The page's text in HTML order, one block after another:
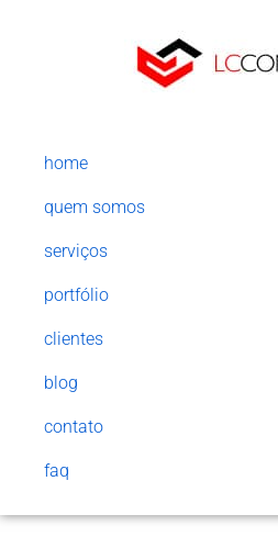
home
quem somos
serviços
portfólio
clientes
blog
contato
faq